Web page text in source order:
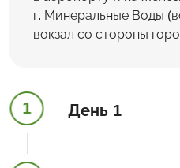
г. Минеральные Воды
вокзал со стороны
1 День 1